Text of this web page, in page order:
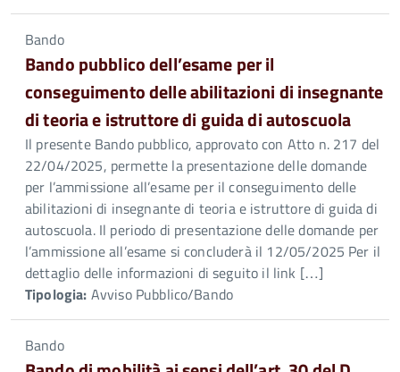
Bando
Bando pubblico dell’esame per il
conseguimento delle abilitazioni di insegnante
di teoria e istruttore di guida di autoscuola
Il presente Bando pubblico, approvato con Atto n. 217 del
22/04/2025, permette la presentazione delle domande
per l’ammissione all’esame per il conseguimento delle
abilitazioni di insegnante di teoria e istruttore di guida di
autoscuola. Il periodo di presentazione delle domande per
l’ammissione all’esame si concluderà il 12/05/2025 Per il
dettaglio delle informazioni di seguito il link […]
Tipologia: Avviso Pubblico/Bando
Bando